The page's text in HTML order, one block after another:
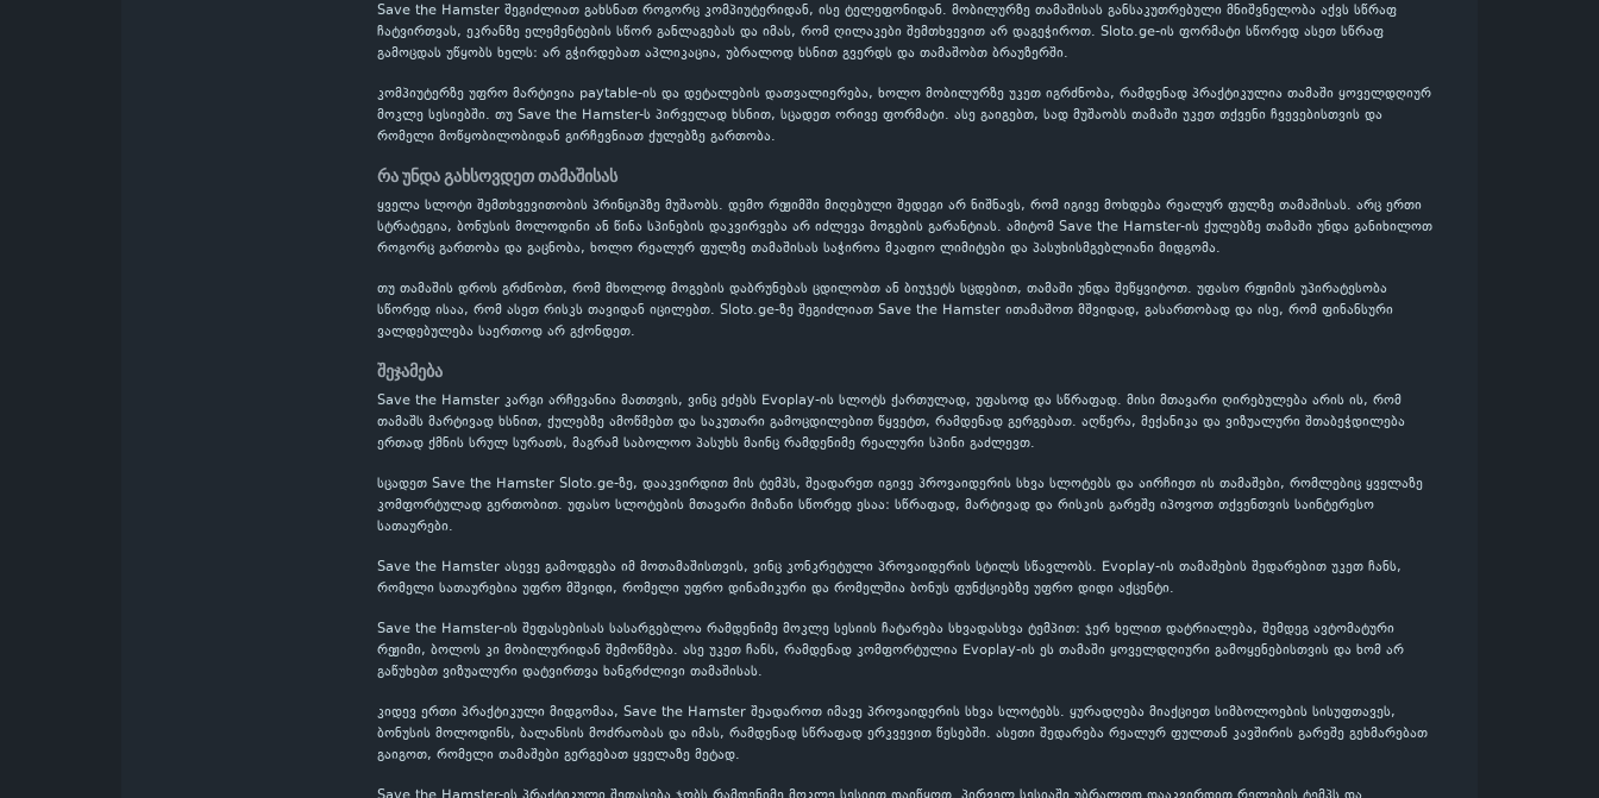
Save the Hamster შეგიძლიათ გახსნათ როგორც კომპიუტერიდან, ისე ტელეფონიდან. მობილურზე თამაშისას განსაკუთრებული მნიშვნელობა აქვს სწრაფ
ჩატვირთვას, ეკრანზე ელემენტების სწორ განლაგებას და იმას, რომ ღილაკები შემთხვევით არ დაგეჭიროთ. Sloto.ge-ის ფორმატი სწორედ ასეთ სწრაფ
გამოცდას უწყობს ხელს: არ გჭირდებათ აპლიკაცია, უბრალოდ ხსნით გვერდს და თამაშობთ ბრაუზერში.
კომპიუტერზე უფრო მარტივია paytable-ის და დეტალების დათვალიერება, ხოლო მობილურზე უკეთ იგრძნობა, რამდენად პრაქტიკულია თამაში ყოველდღიურ
მოკლე სესიებში. თუ Save the Hamster-ს პირველად ხსნით, სცადეთ ორივე ფორმატი. ასე გაიგებთ, სად მუშაობს თამაში უკეთ თქვენი ჩვევებისთვის და
რომელი მოწყობილობიდან გირჩევნიათ ქულებზე გართობა.
რა უნდა გახსოვდეთ თამაშისას
ყველა სლოტი შემთხვევითობის პრინციპზე მუშაობს. დემო რეჟიმში მიღებული შედეგი არ ნიშნავს, რომ იგივე მოხდება რეალურ ფულზე თამაშისას. არც ერთი
სტრატეგია, ბონუსის მოლოდინი ან წინა სპინების დაკვირვება არ იძლევა მოგების გარანტიას. ამიტომ Save the Hamster-ის ქულებზე თამაში უნდა განიხილოთ
როგორც გართობა და გაცნობა, ხოლო რეალურ ფულზე თამაშისას საჭიროა მკაფიო ლიმიტები და პასუხისმგებლიანი მიდგომა.
თუ თამაშის დროს გრძნობთ, რომ მხოლოდ მოგების დაბრუნებას ცდილობთ ან ბიუჯეტს სცდებით, თამაში უნდა შეწყვიტოთ. უფასო რეჟიმის უპირატესობა
სწორედ ისაა, რომ ასეთ რისკს თავიდან იცილებთ. Sloto.ge-ზე შეგიძლიათ Save the Hamster ითამაშოთ მშვიდად, გასართობად და ისე, რომ ფინანსური
ვალდებულება საერთოდ არ გქონდეთ.
შეჯამება
Save the Hamster კარგი არჩევანია მათთვის, ვინც ეძებს Evoplay-ის სლოტს ქართულად, უფასოდ და სწრაფად. მისი მთავარი ღირებულება არის ის, რომ
თამაშს მარტივად ხსნით, ქულებზე ამოწმებთ და საკუთარი გამოცდილებით წყვეტთ, რამდენად გერგებათ. აღწერა, მექანიკა და ვიზუალური შთაბეჭდილება
ერთად ქმნის სრულ სურათს, მაგრამ საბოლოო პასუხს მაინც რამდენიმე რეალური სპინი გაძლევთ.
სცადეთ Save the Hamster Sloto.ge-ზე, დააკვირდით მის ტემპს, შეადარეთ იგივე პროვაიდერის სხვა სლოტებს და აირჩიეთ ის თამაშები, რომლებიც ყველაზე
კომფორტულად გერთობით. უფასო სლოტების მთავარი მიზანი სწორედ ესაა: სწრაფად, მარტივად და რისკის გარეშე იპოვოთ თქვენთვის საინტერესო
სათაურები.
Save the Hamster ასევე გამოდგება იმ მოთამაშისთვის, ვინც კონკრეტული პროვაიდერის სტილს სწავლობს. Evoplay-ის თამაშების შედარებით უკეთ ჩანს,
რომელი სათაურებია უფრო მშვიდი, რომელი უფრო დინამიკური და რომელშია ბონუს ფუნქციებზე უფრო დიდი აქცენტი.
Save the Hamster-ის შეფასებისას სასარგებლოა რამდენიმე მოკლე სესიის ჩატარება სხვადასხვა ტემპით: ჯერ ხელით დატრიალება, შემდეგ ავტომატური
რეჟიმი, ბოლოს კი მობილურიდან შემოწმება. ასე უკეთ ჩანს, რამდენად კომფორტულია Evoplay-ის ეს თამაში ყოველდღიური გამოყენებისთვის და ხომ არ
გაწუხებთ ვიზუალური დატვირთვა ხანგრძლივი თამაშისას.
კიდევ ერთი პრაქტიკული მიდგომაა, Save the Hamster შეადაროთ იმავე პროვაიდერის სხვა სლოტებს. ყურადღება მიაქციეთ სიმბოლოების სისუფთავეს,
ბონუსის მოლოდინს, ბალანსის მოძრაობას და იმას, რამდენად სწრაფად ერკვევით წესებში. ასეთი შედარება რეალურ ფულთან კავშირის გარეშე გეხმარებათ
გაიგოთ, რომელი თამაშები გერგებათ ყველაზე მეტად.